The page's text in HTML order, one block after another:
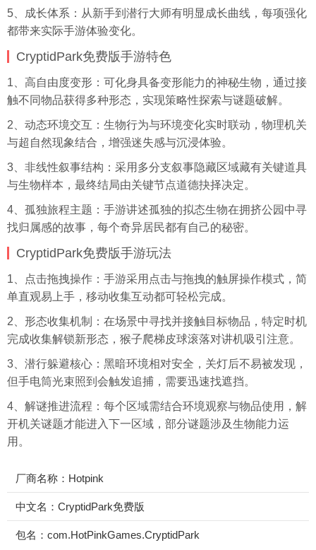
5、成长体系：从新手到潜行大师有明显成长曲线，每项强化
都带来实际手游体验变化。
CryptidPark免费版手游特色
1、高自由度变形：可化身具备变形能力的神秘生物，通过接
触不同物品获得多种形态，实现策略性探索与谜题破解。
2、动态环境交互：生物行为与环境变化实时联动，物理机关
与超自然现象结合，增强迷失感与沉浸体验。
3、非线性叙事结构：采用多分支叙事隐藏区域藏有关键道具
与生物样本，最终结局由关键节点道德抉择决定。
4、孤独旅程主题：手游讲述孤独的拟态生物在拥挤公园中寻
找归属感的故事，每个奇异居民都有自己的秘密。
CryptidPark免费版手游玩法
1、点击拖拽操作：手游采用点击与拖拽的触屏操作模式，简
单直观易上手，移动收集互动都可轻松完成。
2、形态收集机制：在场景中寻找并接触目标物品，特定时机
完成收集解锁新形态，猴子爬梯皮球滚落对讲机吸引注意。
3、潜行躲避核心：黑暗环境相对安全，关灯后不易被发现，
但手电筒光束照到会触发追捕，需要迅速找遮挡。
4、解谜推进流程：每个区域需结合环境观察与物品使用，解
开机关谜题才能进入下一区域，部分谜题涉及生物能力运
用。
厂商名称：Hotpink
中文名：CryptidPark免费版
包名：com.HotPinkGames.CryptidPark